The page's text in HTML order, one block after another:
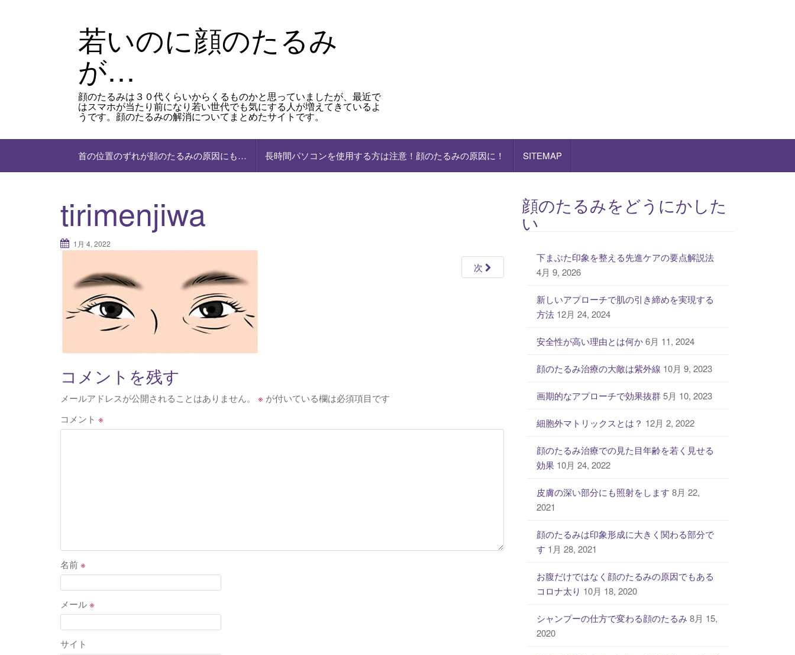
若いのに顔のたるみ
が…
顔のたるみは３０代くらいからくるものかと思っていましたが、最近で
はスマホが当たり前になり若い世代でも気にする人が増えてきているよ
うです。顔のたるみの解消についてまとめたサイトです。
首の位置のずれが顔のたるみの原因にも… 長時間パソコンを使用する方は注意！顔のたるみの原因に！ SITEMAP
tirimenjiwa
1月 4, 2022
次
コメントを残す
メールアドレスが公開されることはありません。 ※ が付いている欄は必須項目です
コメント ※
名前※
メール※
サイト
顔のたるみをどうにかした
い
下まぶた印象を整える先進ケアの要点解説法
4月 9, 2026
新しいアプローチで肌の引き締めを実現する
方法 12月 24, 2024
安全性が高い理由とは何か6月 11, 2024
顔のたるみ治療の大敵は紫外線 10月 9, 2023
画期的なアプローチで効果抜群5月 10, 2023
細胞外マトリックスとは？ 12月 2, 2022
顔のたるみ治療での見た目年齢を若く見せる
効果 10月 24, 2022
皮膚の深い部分にも照射をします 8月 22,
2021
顔のたるみは印象形成に大きく関わる部分で
す 1月 28, 2021
お腹だけではなく顔のたるみの原因でもある
コロナ太り 10月 18, 2020
シャンプーの仕方で変わる顔のたるみ 8月 15,
2020